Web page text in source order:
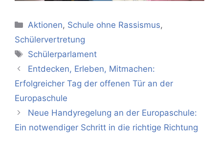
Kategorien
Aktionen, Schule ohne Rassismus,
Schülervertretung
Schlagwörter
Schülerparlament
Entdecken, Erleben, Mitmachen:
Erfolgreicher Tag der offenen Tür an der
Europaschule
Neue Handyregelung an der Europaschule:
Ein notwendiger Schritt in die richtige Richtung